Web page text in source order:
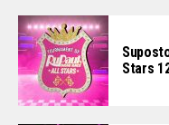
Stars